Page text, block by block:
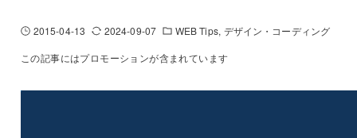
2015-04-13 2024-09-07 WEB Tips デザイン・コーディング
この記事にはプロモーションが含まれています